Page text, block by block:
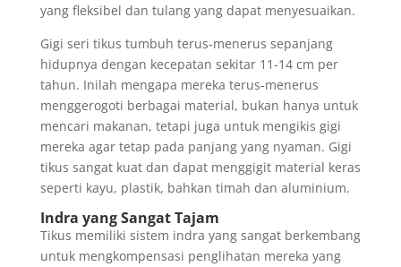
yang fleksibel dan tulang yang dapat menyesuaikan.
Gigi seri tikus tumbuh terus-menerus sepanjang
hidupnya dengan kecepatan sekitar 11-14 cm per
tahun. Inilah mengapa mereka terus-menerus
menggerogoti berbagai material, bukan hanya untuk
mencari makanan, tetapi juga untuk mengikis gigi
mereka agar tetap pada panjang yang nyaman. Gigi
tikus sangat kuat dan dapat menggigit material keras
seperti kayu, plastik, bahkan timah dan aluminium.
Indra yang Sangat Tajam
Tikus memiliki sistem indra yang sangat berkembang
untuk mengkompensasi penglihatan mereka yang